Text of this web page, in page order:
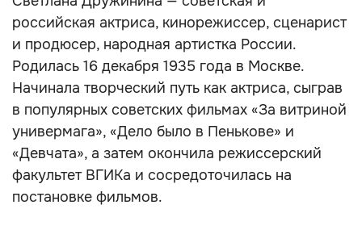
российская актриса, кинорежиссер, сценарист
и продюсер, народная артистка России.
Родилась 16 декабря 1935 года в Москве.
Начинала творческий путь как актриса, сыграв
в популярных советских фильмах «За витриной
универмага», «Дело было в Пенькове» и
«Девчата», а затем окончила режиссерский
факультет ВГИКа и сосредоточилась на
постановке фильмов.